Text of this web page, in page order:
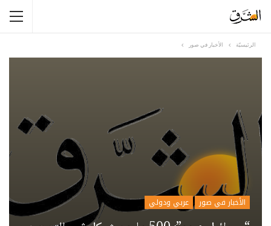
الرئيسيّة الأخبار في صور
الأخبار في صور عربي ودولي